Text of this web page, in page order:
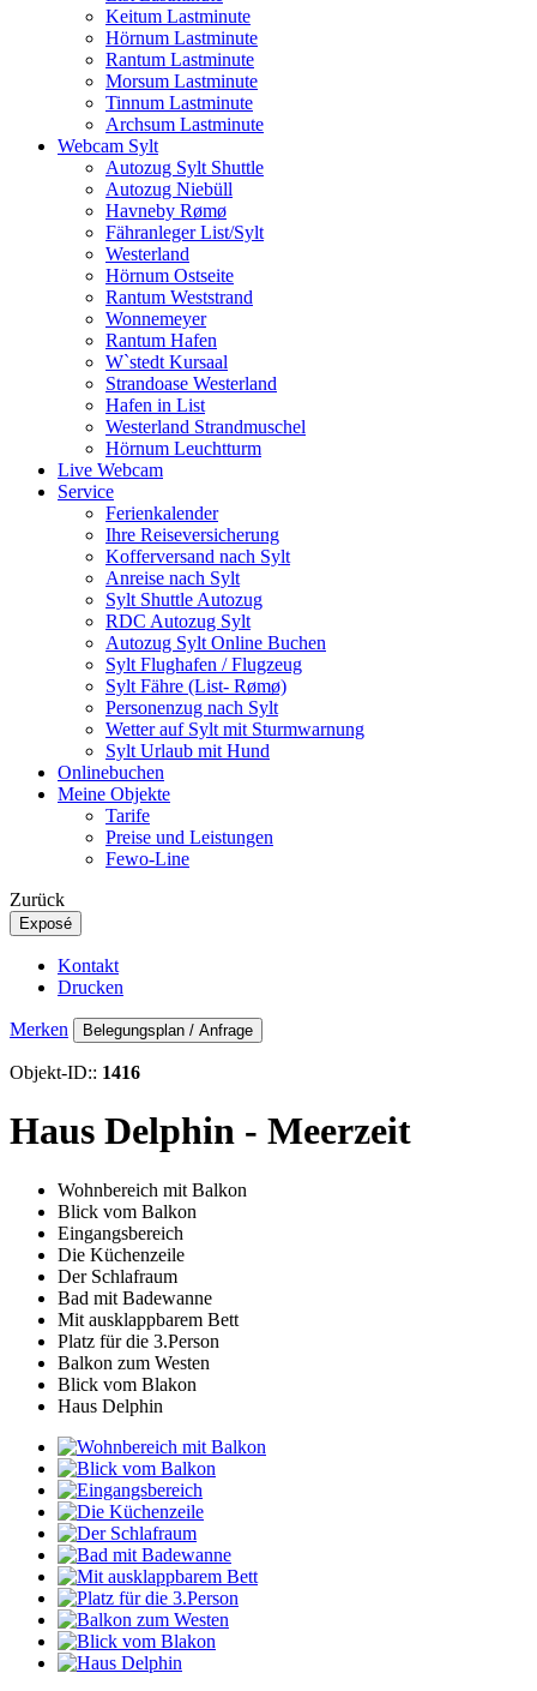
Keitum Lastminute
Hörnum Lastminute
Rantum Lastminute
Morsum Lastminute
Tinnum Lastminute
Archsum Lastminute
Webcam Sylt
Autozug Sylt Shuttle
Autozug Niebüll
Havneby Rømø
Fähranleger List/Sylt
Westerland
Hörnum Ostseite
Rantum Weststrand
Wonnemeyer
Rantum Hafen
W`stedt Kursaal
Strandoase Westerland
Hafen in List
Westerland Strandmuschel
Hörnum Leuchtturm
Live Webcam
Service
Ferienkalender
Ihre Reiseversicherung
Kofferversand nach Sylt
Anreise nach Sylt
Sylt Shuttle Autozug
RDC Autozug Sylt
Autozug Sylt Online Buchen
Sylt Flughafen / Flugzeug
Sylt Fähre (List- Rømø)
Personenzug nach Sylt
Wetter auf Sylt mit Sturmwarnung
Sylt Urlaub mit Hund
Onlinebuchen
Meine Objekte
Tarife
Preise und Leistungen
Fewo-Line
Zurück
Exposé
Kontakt
Drucken
Merken Belegungsplan / Anfrage
Objekt-ID:: 1416
Haus Delphin - Meerzeit
Wohnbereich mit Balkon
Blick vom Balkon
Eingangsbereich
Die Küchenzeile
Der Schlafraum
Bad mit Badewanne
Mit ausklappbarem Bett
Platz für die 3.Person
Balkon zum Westen
Blick vom Blakon
Haus Delphin